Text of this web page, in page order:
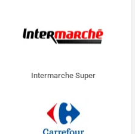
Intermarche Super